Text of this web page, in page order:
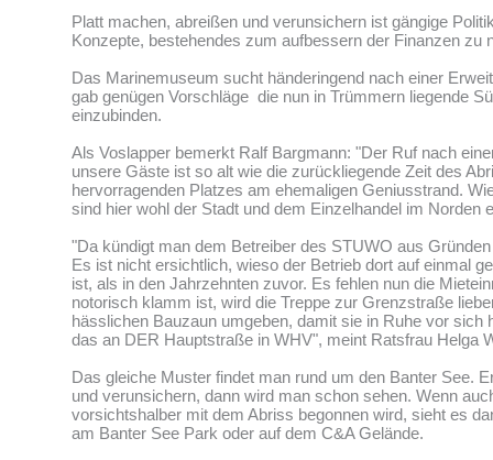
Platt machen, abreißen und verunsichern ist gängige
Konzepte, bestehendes zum aufbessern der Finanzen zu
Das Marinemuseum sucht händeringend nach einer
gab genügen Vorschläge die nun in Trümmern liegende
einzubinden.
Als Voslapper bemerkt Ralf Bargmann: "Der Ruf nach
unsere Gäste ist so alt wie die zurückliegende Zeit des
hervorragenden Platzes am ehemaligen Geniusstrand.
sind hier wohl der Stadt und dem Einzelhandel im Norden
"Da kündigt man dem Betreiber des STUWO aus
Es ist nicht ersichtlich, wieso der Betrieb dort auf einmal
ist, als in den Jahrzehnten zuvor. Es fehlen nun die
notorisch klamm ist, wird die Treppe zur Grenzstraße
hässlichen Bauzaun umgeben, damit sie in Ruhe vor sich
das an DER Hauptstraße in WHV", meint Ratsfrau Helga
Das gleiche Muster findet man rund um den Banter See.
und verunsichern, dann wird man schon sehen. Wenn
vorsichtshalber mit dem Abriss begonnen wird, sieht es
am Banter See Park oder auf dem C&A Gelände.